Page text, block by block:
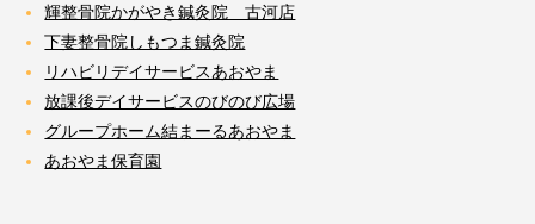
輝整骨院かがやき鍼灸院 古河店
下妻整骨院しもつま鍼灸院
リハビリデイサービスあおやま
放課後デイサービスのびのび広場
グループホーム結まーるあおやま
あおやま保育園